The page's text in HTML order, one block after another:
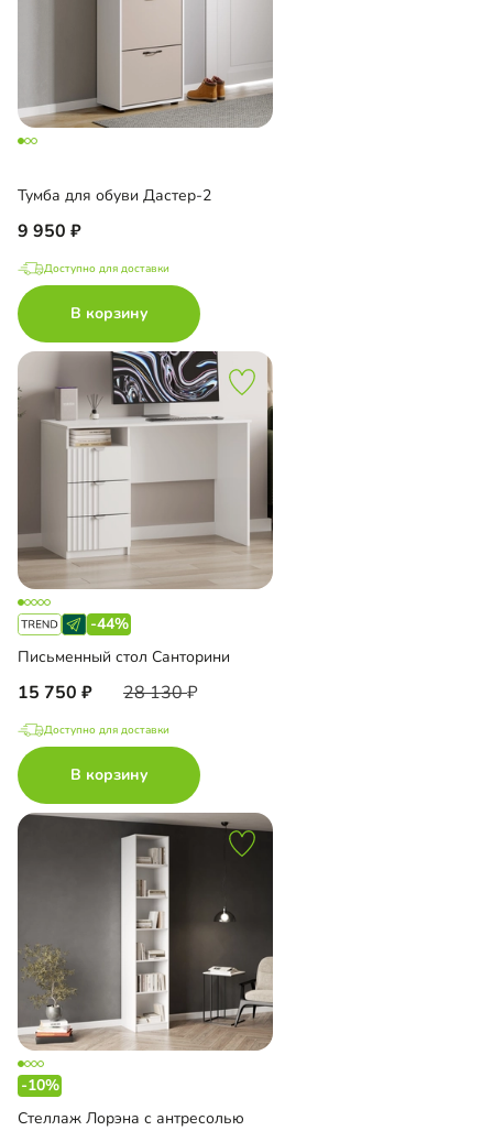
Тумба для обуви Дастер-2
9 950
Доступно для доставки
В корзину
-44%
Письменный стол Санторини
15 750 28 130
Доступно для доставки
В корзину
-10%
Стеллаж Лорэна с антресолью